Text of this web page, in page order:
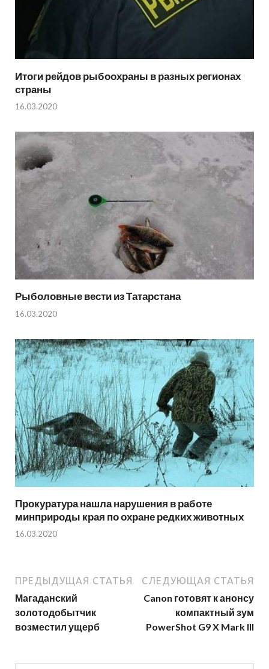
Итоги рейдов рыбоохраны в разных регионах
страны
16.03.2020
Рыболовные вести из Татарстана
16.03.2020
Прокуратура нашла нарушения в работе
минприроды края по охране редких животных
16.03.2020
ПРЕДЫДУЩАЯ СТАТЬЯ
Магаданский
золотодобытчик
возместил ущерб
СЛЕДУЮЩАЯ СТАТЬЯ
Canon готовят к анонсу
компактный зум
PowerShot G9 X Mark III